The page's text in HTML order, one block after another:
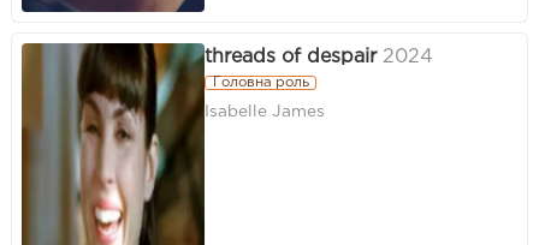
threads of despair 2024
Головна роль
Isabelle James